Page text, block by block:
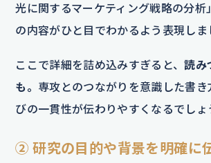
光に関するマーケティング戦略の分析
の内容がひと目でわかるよう表現しま
ここで詳細を詰め込みすぎると、読み
も。 専攻とのつながりを意識した書き
びの一貫性が伝わりやすくなるでしょ
② 研究の目的や背景を明確に